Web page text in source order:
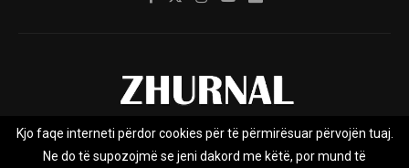
Rreth nesh Impresumi Marketing
Kontakt
Kjo faqe interneti përdor cookies për të përmirësuar përvojën tuaj.
Ne do të supozojmë se jeni dakord me këtë, por mund të